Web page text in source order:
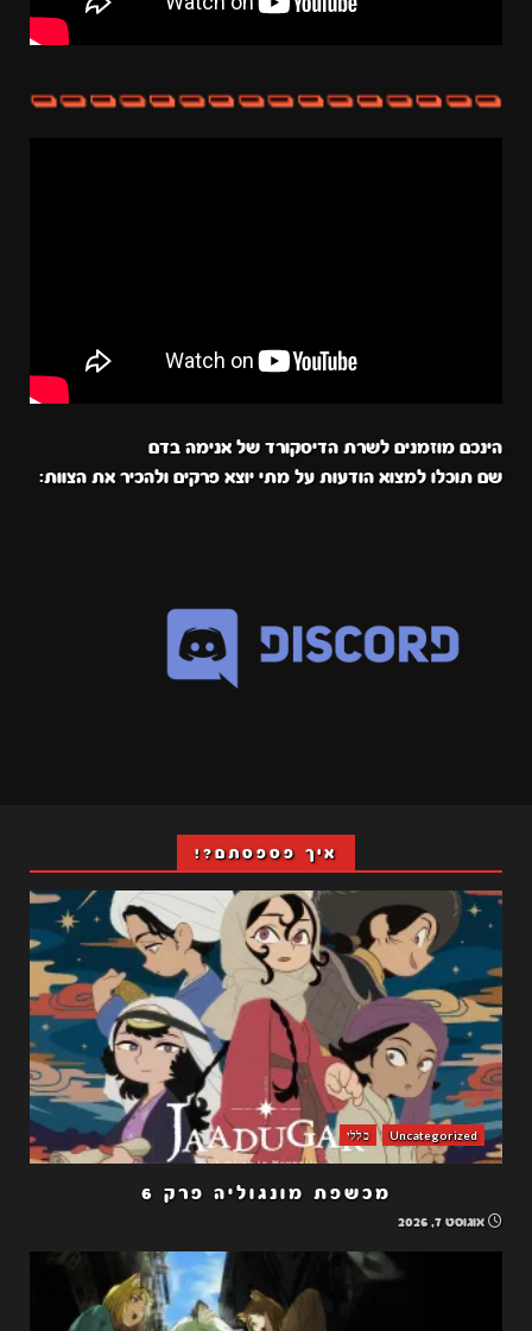
הינכם מוזמנים לשרת הדיסקורד של אנימה בדם
שם תוכלו למצוא הודעות על מתי יוצא פרקים ולהכיר את הצוות:
איך פספסתם?!
Uncategorized כללי
מכשפת מונגוליה פרק 6
אוגוסט 7, 2026